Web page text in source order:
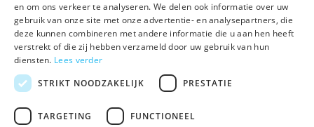
Algemene voorwaarden RSS-feed
en om ons verkeer te analyseren. We delen ook informatie over uw
gebruik van onze site met onze advertentie- en analysepartners, die
deze kunnen combineren met andere informatie die u aan hen heeft
verstrekt of die zij hebben verzameld door uw gebruik van hun
diensten. Lees verder
STRIKT NOODZAKELIJK
PRESTATIE
TARGETING FUNCTIONEEL